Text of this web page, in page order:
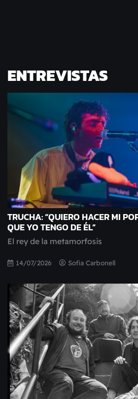
ENTREVISTAS
TRUCHA: “QUIERO HACER MI
QUE YO TENGO DE ÉL”
El rey de la metamorfosis
14/07/2026 Sofia Carbonell